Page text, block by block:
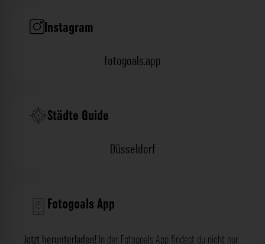
Instagram
fotogoals.app
Städte Guide
Düsseldorf
Fotogoals App
Jetzt herunterladen! In der Fotogoals App findest du nicht nur